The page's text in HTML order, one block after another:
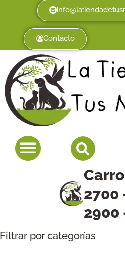
Contacto
2700
2900
Filtrar por categorías